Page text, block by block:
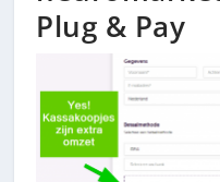
Plug & Pay